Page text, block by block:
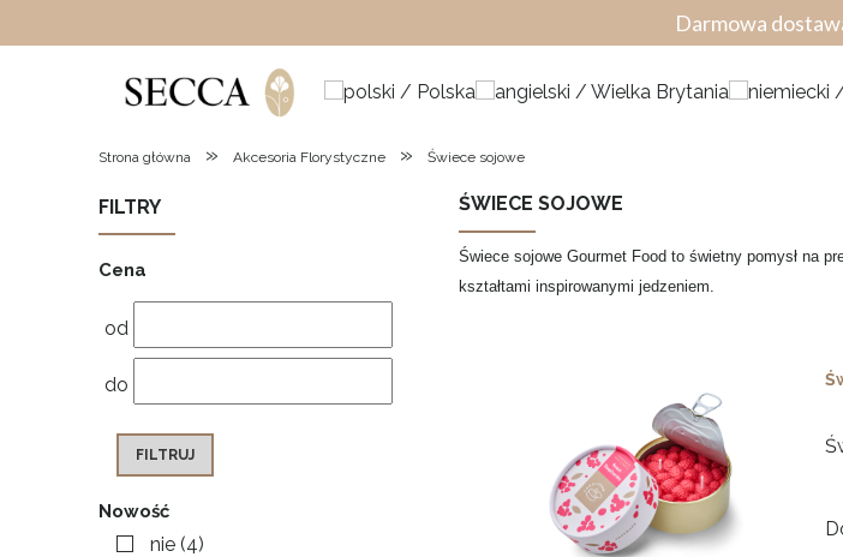
Darmowa
Strona główna » Akcesoria Florystyczne » Świece sojowe
FILTRY
Cena
od
do
FILTRUJ
Nowość
nie (4)
ŚWIECE SOJOWE
Świece sojowe Gourmet Food to świetny pomysł na
kształtami inspirowanymi jedzeniem.